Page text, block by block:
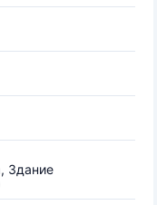
Здание